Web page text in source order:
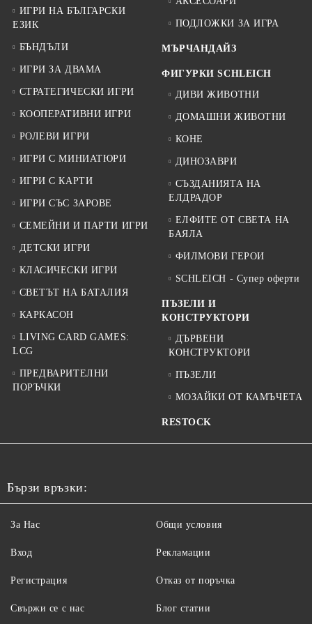
ИГРИ НА БЪЛГАРСКИ
ЕЗИК
БЪНДЪЛИ
ИГРИ ЗА ДВАМА
СТРАТЕГИЧЕСКИ ИГРИ
КООПЕРАТИВНИ ИГРИ
РОЛЕВИ ИГРИ
ИГРИ С МИНИАТЮРИ
ИГРИ С КАРТИ
ИГРИ СЪС ЗАРОВЕ
СЕМЕЙНИ И ПАРТИ ИГРИ
ДЕТСКИ ИГРИ
КЛАСИЧЕСКИ ИГРИ
СВЕТЪТ НА БАТАЛИЯ
КАРКАСОН
LIVING CARD GAMES:
LCG
ПРЕДВАРИТЕЛНИ
ПОРЪЧКИ
ПОДЛОЖКИ ЗА ИГРА
МЪРЧАНДАЙЗ
ФИГУРКИ SCHLEICH
ДИВИ ЖИВОТНИ
ДОМАШНИ ЖИВОТНИ
КОНЕ
ДИНОЗАВРИ
СЪЗДАНИЯТА НА
ЕЛДРАДОР
ЕЛФИТЕ ОТ СВЕТА НА
БАЯЛА
ФИЛМОВИ ГЕРОИ
SCHLEICH - Супер оферти
ПЪЗЕЛИ И
КОНСТРУКТОРИ
ДЪРВЕНИ
КОНСТРУКТОРИ
ПЪЗЕЛИ
МОЗАЙКИ ОТ КАМЪЧЕТА
RESTOCK
Бързи връзки:
За Нас
Вход
Регистрация
Свържи се с нас
Общи условия
Рекламации
Отказ от поръчка
Блог статии